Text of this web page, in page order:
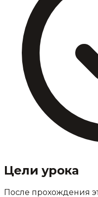
Цели урока
После прохождения